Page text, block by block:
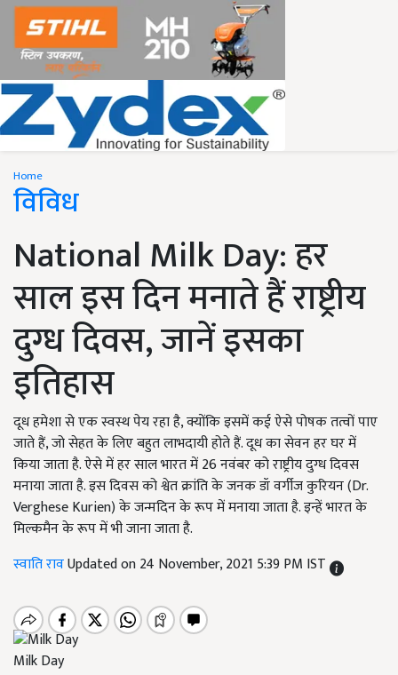
Home
विविध
National Milk Day: हर
साल इस दिन मनाते हैं राष्ट्रीय
दुग्ध दिवस, जानें इसका
इतिहास
दूध हमेशा से एक स्वस्थ पेय रहा है, क्योंकि इसमें कई ऐसे पोषक तत्वों पाए
जाते हैं, जो सेहत के लिए बहुत लाभदायी होते हैं. दूध का सेवन हर घर में
किया जाता है. ऐसे में हर साल भारत में 26 नवंबर को राष्ट्रीय दुग्ध दिवस
मनाया जाता है. इस दिवस को श्वेत क्रांति के जनक डॉ वर्गीज कुरियन (Dr.
Verghese Kurien) के जन्मदिन के रूप में मनाया जाता है. इन्हें भारत के
मिल्कमैन के रूप में भी जाना जाता है.
स्वाति रावUpdated on 24 November, 2021 5:39 PM IST
Milk Day